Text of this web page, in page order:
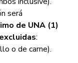
será
de UNA (1)
excluidas:
o de carne).